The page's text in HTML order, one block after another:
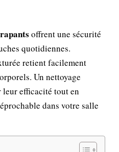
offrent une sécurité
quotidiennes.
retient facilement
Un nettoyage
leur efficacité tout en
dans votre salle